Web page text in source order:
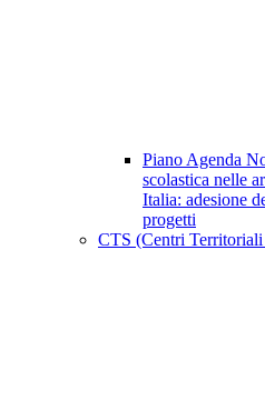
Piano Agenda
scolastica nelle
Italia: adesione
progetti
CTS (Centri